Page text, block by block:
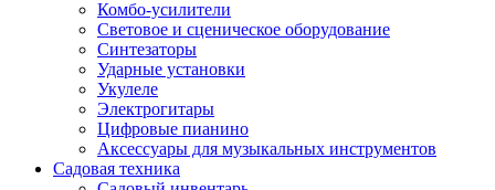
Комбо-усилители
Световое и сценическое оборудование
Синтезаторы
Ударные установки
Укулеле
Электрогитары
Цифровые пианино
Аксессуары для музыкальных инструментов
Садовая техника